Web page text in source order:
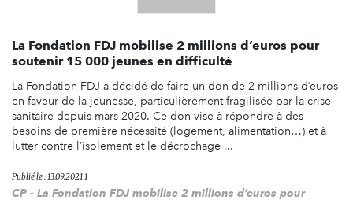
La Fondation FDJ mobilise 2 millions d’euros pour
soutenir 15 000 jeunes en difficulté
La Fondation FDJ a décidé de faire un don de 2 millions d’euros
en faveur de la jeunesse, particulièrement fragilisée par la crise
sanitaire depuis mars 2020. Ce don vise à répondre à des
besoins de première nécessité (logement, alimentation…) et à
lutter contre l’isolement et le décrochage ...
Publié le : 13.09.2021 1
CP - La Fondation FDJ mobilise 2 millions d’euros pour